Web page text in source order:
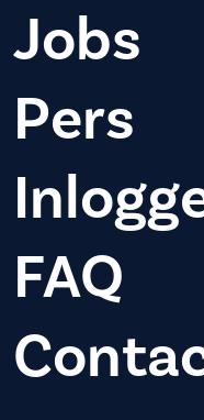
Jobs
Pers
FAQ